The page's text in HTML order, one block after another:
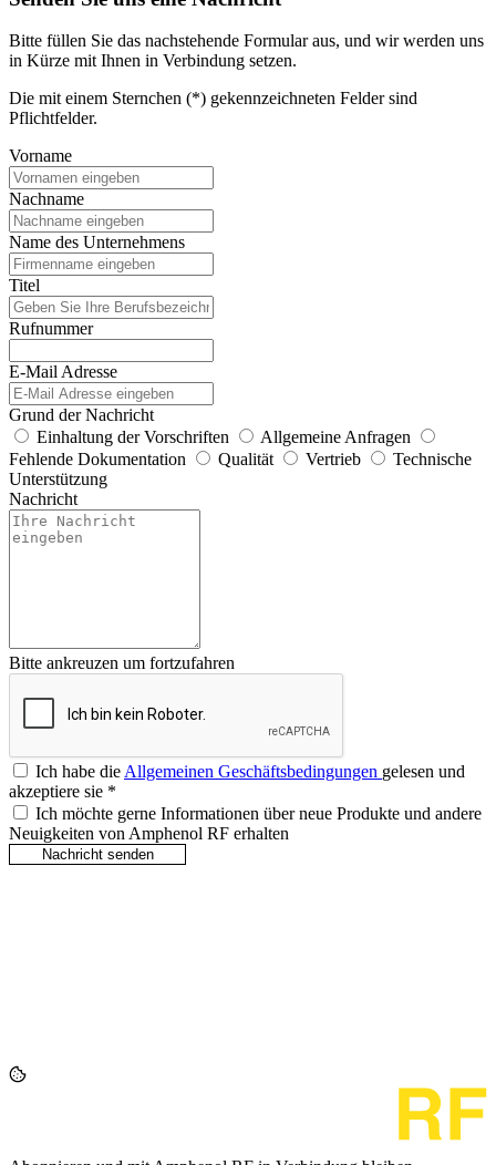
Bitte füllen Sie das nachstehende Formular aus, und wir werden uns
in Kürze mit Ihnen in Verbindung setzen.
Die mit einem Sternchen (*) gekennzeichneten Felder sind
Pflichtfelder.
Vorname
Nachname
Name des Unternehmens
Titel
Rufnummer
E-Mail Adresse
Grund der Nachricht
Einhaltung der Vorschriften
Allgemeine Anfragen
Fehlende Dokumentation
Qualität Vertrieb
Technische
Unterstützung
Nachricht
Bitte ankreuzen um fortzufahren
Ich habe dieAllgemeinen Geschäftsbedingungen gelesen und
akzeptiere sie *
Ich möchte gerne Informationen über neue Produkte und andere
Neuigkeiten von Amphenol RF erhalten